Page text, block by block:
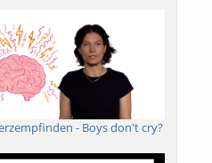
- Boys don't cry?